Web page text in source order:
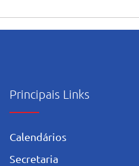
Principais Links
Calendários
Secretaria